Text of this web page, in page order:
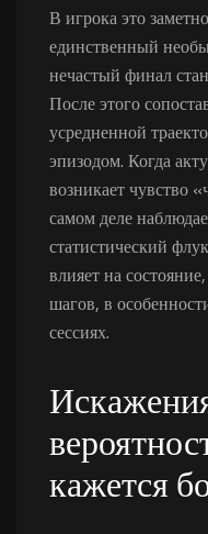
В игрока это
единственный
нечастый финал
После этого
усредненной
эпизодом. Когда
возникает чувство
самом деле
статистический
влияет на
шагов, в
сессиях.
кажется